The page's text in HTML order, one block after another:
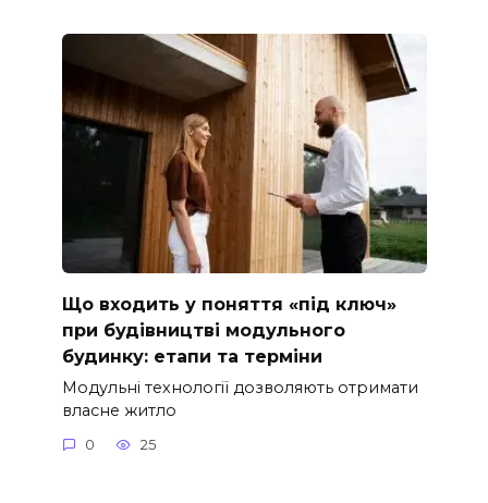
Що входить у поняття «під ключ»
при будівництві модульного
будинку: етапи та терміни
Модульні технології дозволяють отримати
власне житло
0 25